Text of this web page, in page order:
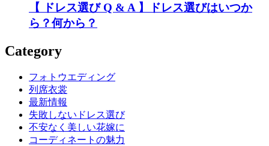
【 ドレス選び Q & A 】ドレス選びはいつか
ら？何から？
Category
フォトウエディング
列席衣裳
最新情報
失敗しないドレス選び
不安なく美しい花嫁に
コーディネートの魅力